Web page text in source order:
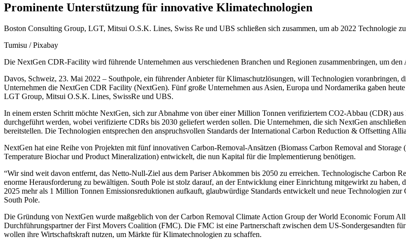
Prominente Unterstützung für innovative Klimatechnologien
Boston Consulting Group, LGT, Mitsui O.S.K. Lines, Swiss Re und UBS schließen sich zusammen, um ab 2022 Technologie
Tumisu / Pixabay
Die NextGen CDR-Facility wird führende Unternehmen aus verschiedenen Branchen und Regionen zusammenbringen, um
Davos, Schweiz, 23. Mai 2022 – Southpole, ein führender Anbieter für Klimaschutzlösungen, will Technologien voranbringen,
Unternehmen die NextGen CDR Facility (NextGen). Fünf große Unternehmen aus Asien, Europa und Nordamerika gaben
LGT Group, Mitsui O.S.K. Lines, SwissRe und UBS.
In einem ersten Schritt möchte NextGen, sich zur Abnahme von über einer Million Tonnen verifiziertem CO2-Abbau (CDR)
durchgeführt werden, wobei verifizierte CDRs bis 2030 geliefert werden sollen. Die Unternehmen, die sich NextGen
bereitstellen. Die Technologien entsprechen den anspruchsvollen Standards der International Carbon Reduction & Offsetting
NextGen hat eine Reihe von Projekten mit fünf innovativen Carbon-Removal-Ansätzen (Biomass Carbon Removal and
Temperature Biochar und Product Mineralization) entwickelt, die nun Kapital für die Implementierung benötigen.
“Wir sind weit davon entfernt, das Netto-Null-Ziel aus dem Pariser Abkommen bis 2050 zu erreichen. Technologische Carbon
enorme Herausforderung zu bewältigen. South Pole ist stolz darauf, an der Entwicklung einer Einrichtung mitgewirkt zu haben,
2025 mehr als 1 Million Tonnen Emissionsreduktionen aufkauft, glaubwürdige Standards entwickelt und neue Technologien
South Pole.
Die Gründung von NextGen wurde maßgeblich von der Carbon Removal Climate Action Group der World Economic Forum
Durchführungspartner der First Movers Coalition (FMC). Die FMC ist eine Partnerschaft zwischen dem US-Sondergesandten
wollen ihre Wirtschaftskraft nutzen, um Märkte für Klimatechnologien zu schaffen.